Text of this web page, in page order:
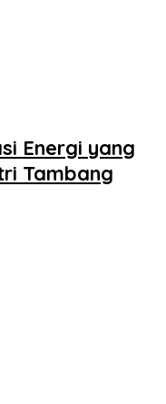
Energi yang
Tambang